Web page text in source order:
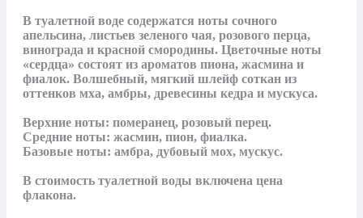
В туалетной воде содержатся ноты сочного
апельсина, листьев зеленого чая, розового перца,
винограда и красной смородины. Цветочные ноты
«сердца» состоят из ароматов пиона, жасмина и
фиалок. Волшебный, мягкий шлейф соткан из
оттенков мха, амбры, древесины кедра и мускуса.
Верхние ноты: померанец, розовый перец.
Средние ноты: жасмин, пион, фиалка.
Базовые ноты: амбра, дубовый мох, мускус.
В стоимость туалетной воды включена цена
флакона.